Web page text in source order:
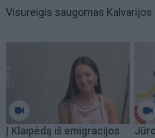
Visureigis saugomas
Į Klaipėdą iš emigracijos